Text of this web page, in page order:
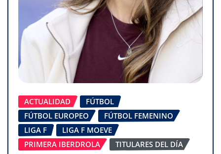
ACTUALIDAD
FÚTBOL
FÚTBOL EUROPEO
FÚTBOL FEMENINO
LIGA F
LIGA F MOEVE
PRIMERA IBERDROLA
TITULARES DEL DÍA